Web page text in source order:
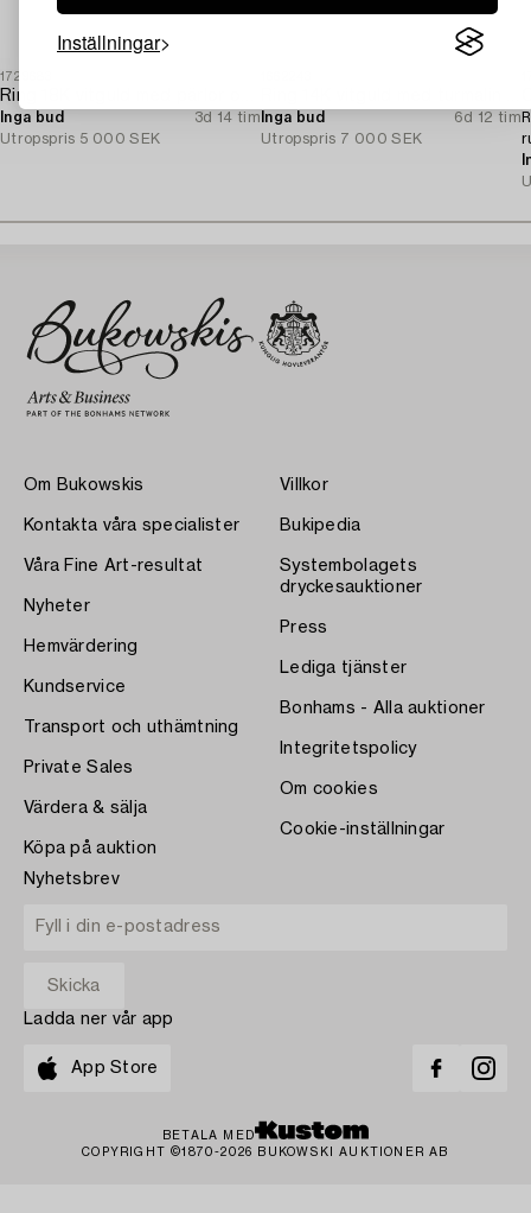
Inställningar
1729683
Inga bud
3d 14 tim
Utropspris 5 000 SEK
Inga bud
6d 12 tim
Utropspris 7 000 SEK
Om Bukowskis
Kontakta våra specialister
Våra Fine Art-resultat
Nyheter
Hemvärdering
Kundservice
Transport och uthämtning
Private Sales
Värdera & sälja
Köpa på auktion
Villkor
Bukipedia
Systembolagets
dryckesauktioner
Press
Lediga tjänster
Bonhams - Alla auktioner
Integritetspolicy
Om cookies
Cookie-inställningar
Nyhetsbrev
Ladda ner vår app
App Store
BETALA MED
COPYRIGHT ©1870-2026 BUKOWSKI AUKTIONER AB